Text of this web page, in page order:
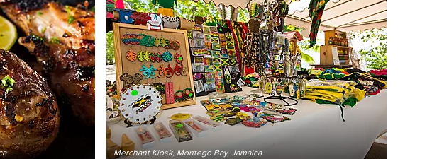
Merchant Kiosk, Montego Bay, Jamaica